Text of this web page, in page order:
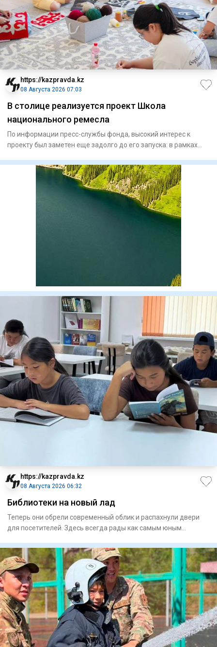
https://kazpravda.kz
08 Августа 2026 07:03
В столице реализуется проект Школа
национального ремесла
По информации пресс-службы фонда, высокий интерес к
проекту был заметен еще задолго до его запуска: в рамках
https://kazpravda.kz
08 Августа 2026 06:32
Библиотеки на новый лад
Теперь они обрели современный облик и распахнули двери
для посетителей. Здесь всегда рады как самым юным